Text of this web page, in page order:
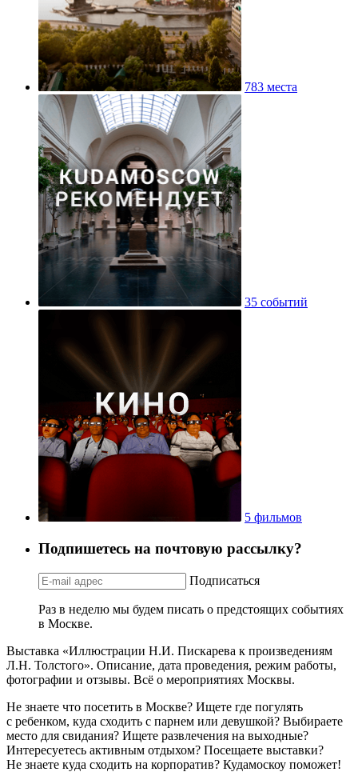
783 места
35 событий
5 фильмов
Подпишетесь на почтовую рассылку?
Подписаться
Раз в неделю мы будем писать о предстоящих событиях
в Москве.
Выставка «Иллюстрации Н.И. Пискарева к произведениям
Л.Н. Толстого». Описание, дата проведения, режим работы,
фотографии и отзывы. Всё о мероприятиях Москвы.
Не знаете что посетить в Москве? Ищете где погулять
с ребенком, куда сходить с парнем или девушкой? Выбираете
место для свидания? Ищете развлечения на выходные?
Интересуетесь активным отдыхом? Посещаете выставки?
Не знаете куда сходить на корпоратив? Кудамоскоу поможет!